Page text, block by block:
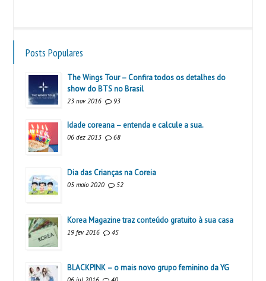
Posts Populares
The Wings Tour – Confira todos os detalhes do
show do BTS no Brasil
23 nov 2016 93
Idade coreana – entenda e calcule a sua.
06 dez 2013 68
Dia das Crianças na Coreia
05 maio 2020 52
Korea Magazine traz conteúdo gratuito à sua casa
19 fev 2016 45
BLACKPINK – o mais novo grupo feminino da YG